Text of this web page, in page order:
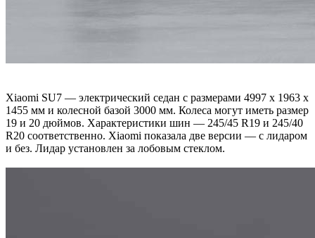
Xiaomi SU7 — электрический седан с размерами 4997 х 1963 х
1455 мм и колесной базой 3000 мм. Колеса могут иметь размер
19 и 20 дюймов. Характеристики шин — 245/45 R19 и 245/40
R20 соответственно. Xiaomi показала две версии — с лидаром
и без. Лидар установлен за лобовым стеклом.